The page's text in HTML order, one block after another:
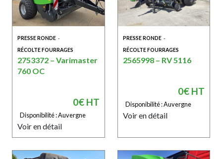
PRESSE RONDE -
RÉCOLTE FOURRAGES
2753372 – Varimaster
760 OC
0€ HT
Disponibilité : Auvergne
Voir en détail
PRESSE RONDE -
RÉCOLTE FOURRAGES
2565998 – RV 5116
0€ HT
Disponibilité : Auvergne
Voir en détail